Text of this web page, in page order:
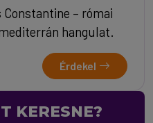
Constantine – római
hangulat.
Érdekel
KERESNE?